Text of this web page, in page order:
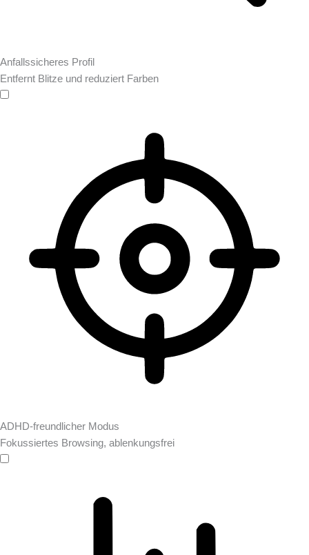
Anfallssicheres Profil
Entfernt Blitze und reduziert Farben
ADHD-freundlicher Modus
Fokussiertes Browsing, ablenkungsfrei